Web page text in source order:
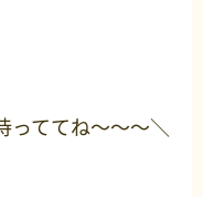
っててね～～～＼